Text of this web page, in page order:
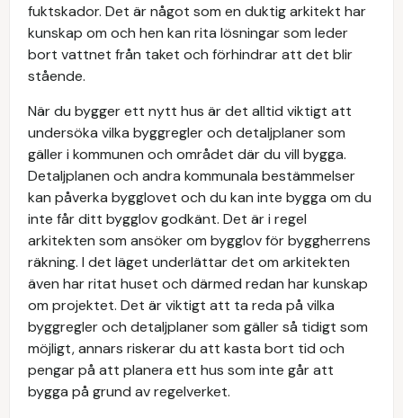
fuktskador. Det är något som en duktig arkitekt har
kunskap om och hen kan rita lösningar som leder
bort vattnet från taket och förhindrar att det blir
stående.
När du bygger ett nytt hus är det alltid viktigt att
undersöka vilka byggregler och detaljplaner som
gäller i kommunen och området där du vill bygga.
Detaljplanen och andra kommunala bestämmelser
kan påverka bygglovet och du kan inte bygga om du
inte får ditt bygglov godkänt. Det är i regel
arkitekten som ansöker om bygglov för byggherrens
räkning. I det läget underlättar det om arkitekten
även har ritat huset och därmed redan har kunskap
om projektet. Det är viktigt att ta reda på vilka
byggregler och detaljplaner som gäller så tidigt som
möjligt, annars riskerar du att kasta bort tid och
pengar på att planera ett hus som inte går att
bygga på grund av regelverket.